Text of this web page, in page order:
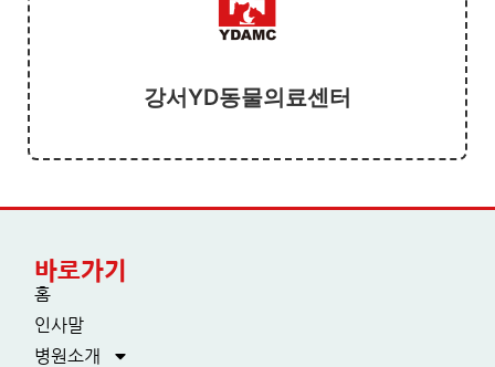
강서YD동물의료센터
바로가기
홈
인사말
병원소개